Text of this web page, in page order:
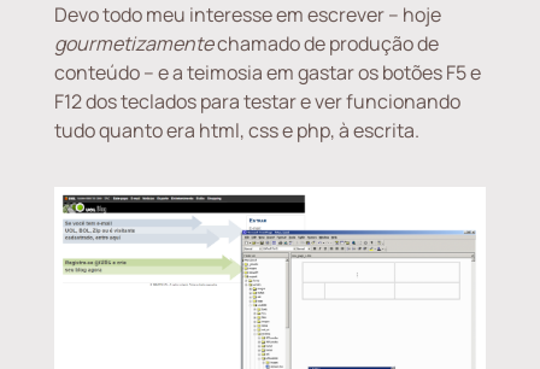
Devo todo meu interesse em escrever – hoje
gourmetizamentechamado de produção de
conteúdo – e a teimosia em gastar os botões F5 e
F12 dos teclados para testar e ver funcionando
tudo quanto era html, css e php, à escrita.